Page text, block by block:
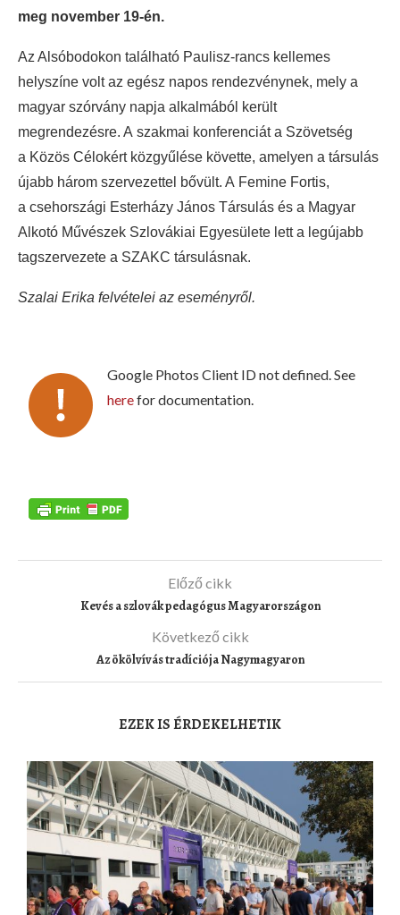
meg november 19-én.
Az Alsóbodokon található Paulisz-rancs kellemes
helyszíne volt az egész napos rendezvénynek, mely a
magyar szórvány napja alkalmából került
megrendezésre. A szakmai konferenciát a Szövetség
a Közös Célokért közgyűlése követte, amelyen a társulás
újabb három szervezettel bővült. A Femine Fortis,
a csehországi Esterházy János Társulás és a Magyar
Alkotó Művészek Szlovákiai Egyesülete lett a legújabb
tagszervezete a SZAKC társulásnak.
Szalai Erika felvételei az eseményről.
Google Photos Client ID not defined. See
herefor documentation.
Előző cikk
Kevés a szlovák pedagógus Magyarországon
Következő cikk
Az ökölvívás tradíciója Nagymagyaron
EZEK IS ÉRDEKELHETIK